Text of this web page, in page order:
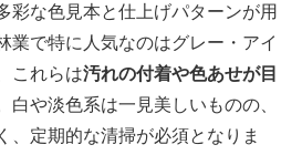
彩な色見本と仕上げパターンが用
業で特に人気なのはグレー・アイ
これらは汚れの付着や色あせが目
白や淡色系は一見美しいものの、
、定期的な清掃が必須となりま